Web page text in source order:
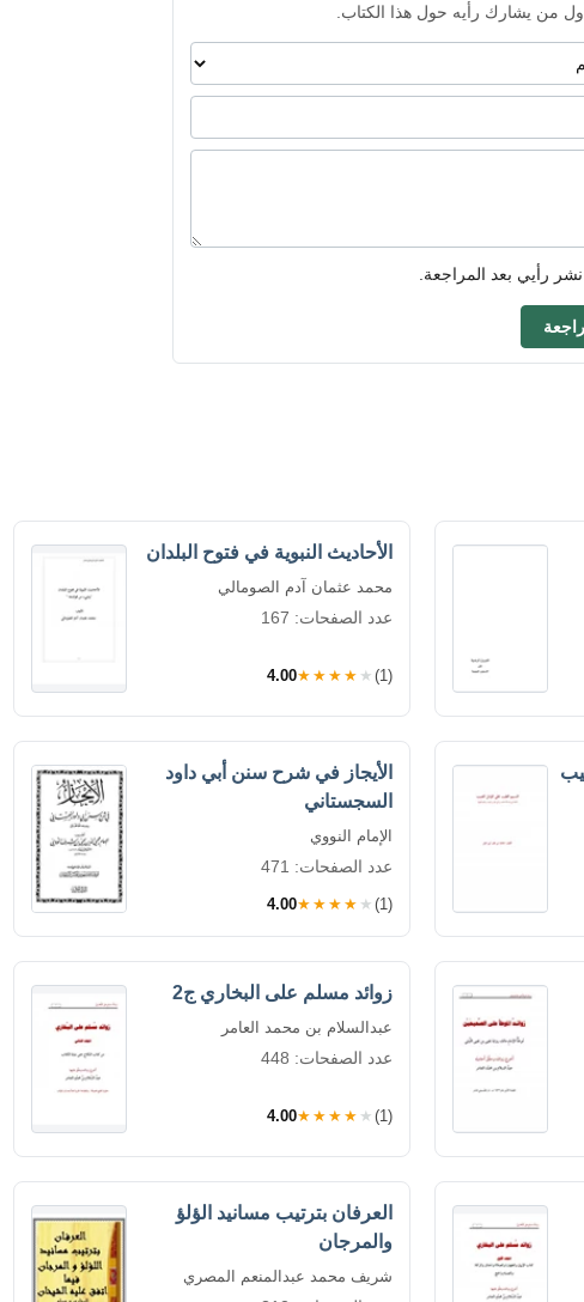
من يشارك رأيه حول هذا الكتاب.
رأيي بعد المراجعة.
الأحاديث النبوية في فتوح البلدان
محمد عثمان آدم الصومالي
عدد الصفحات: 167
4.00★★★★★ (1)
الأيجاز في شرح سنن أبي داود
السجستاني
الإمام النووي
عدد الصفحات: 471
4.00★★★★★ (1)
زوائد مسلم على البخاري ج2
عبدالسلام بن محمد العامر
عدد الصفحات: 448
4.00★★★★★ (1)
العرفان بترتيب مسانيد الؤلؤ
والمرجان
شريف محمد عبدالمنعم المصري